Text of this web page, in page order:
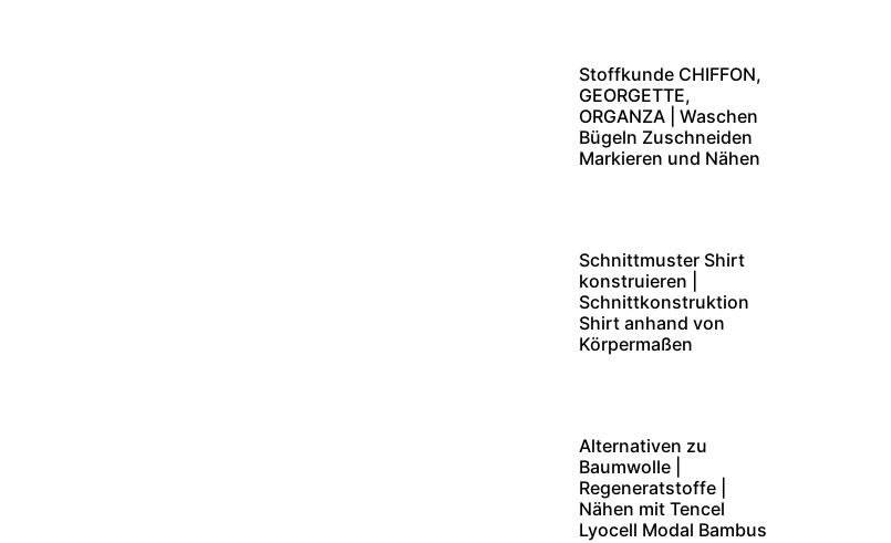
Stoffkunde CHIFFON,
GEORGETTE,
ORGANZA | Waschen
Bügeln Zuschneiden
Markieren und Nähen
Schnittmuster Shirt
konstruieren |
Schnittkonstruktion
Shirt anhand von
Körpermaßen
Alternativen zu
Baumwolle |
Regeneratstoffe |
Nähen mit Tencel
Lyocell Modal Bambus